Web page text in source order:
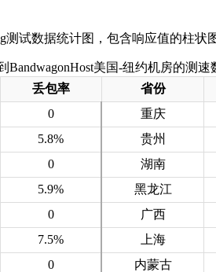
BandwagonHost美国-纽约机房的测速
丢包率 省份
0 重庆
5.8% 贵州
0 湖南
5.9% 黑龙江
0 广西
7.5% 上海
0 内蒙古